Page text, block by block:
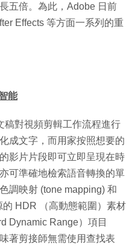
五倍。為此，Adobe 日前
Effects 等方面一系列的重
能
稿對視頻剪輯工作流程進行
成文字，而用家按照想要的
影片片段即可立即呈現在時
可準確地檢索語音轉換的單
調映射 (tone mapping) 和
HDR （高動態範圍）素材
Dynamic Range）項目
著剪接師無需使用查找表